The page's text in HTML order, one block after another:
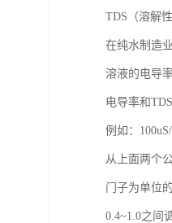
TDS（溶解
在纯水制造
溶液的电导
电导率和
例如：
从上面两个
门子为单位
0.4~1.0之间